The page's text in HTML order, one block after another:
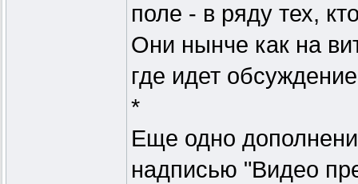
поле - в ряду тех,
Они нынче как на
где идет
*
Еще одно
надписью "Видео